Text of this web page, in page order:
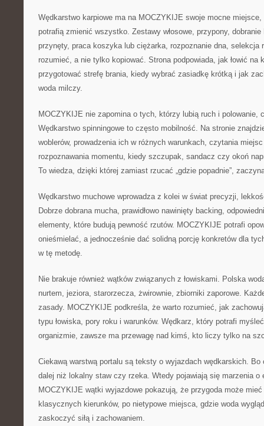
Wędkarstwo karpiowe ma na MOCZYKIJE swoje mocne
potrafią zmienić wszystko. Zestawy włosowe, przypony,
przynęty, praca koszyka lub ciężarka, rozpoznanie dna, selekcja
rozumieć, a nie tylko kopiować. Strona podpowiada, jak łowić na
przygotować strefę brania, kiedy wybrać zasiadkę krótką i jak
woda milczy.
MOCZYKIJE nie zapomina o tych, którzy lubią ruch i polowanie,
Wędkarstwo spinningowe to często mobilność. Na stronie
woblerów, prowadzenia ich w różnych warunkach, czytania
rozpoznawania momentu, kiedy szczupak, sandacz czy okoń
To wiedza, dzięki której zamiast rzucać „gdzie popadnie”,
Wędkarstwo muchowe wprowadza z kolei w świat precyzji,
Dobrze dobrana mucha, prawidłowo nawinięty backing,
elementy, które budują pewność rzutów. MOCZYKIJE potrafi
onieśmielać, a jednocześnie dać solidną porcję konkretów dla
w tę metodę.
Nie brakuje również wątków związanych z łowiskami. Polska
nurtem, jeziora, starorzecza, żwirownie, zbiorniki zaporowe.
zasady. MOCZYKIJE podkreśla, że warto rozumieć, jak
typu łowiska, pory roku i warunków. Wędkarz, który potrafi
organizmie, zawsze ma przewagę nad kimś, kto liczy tylko na
Ciekawą warstwą portalu są teksty o wyjazdach wędkarskich. Bo
dalej niż lokalny staw czy rzeka. Wtedy pojawiają się marzenia
MOCZYKIJE wątki wyjazdowe pokazują, że przygoda może
klasycznych kierunków, po nietypowe miejsca, gdzie woda
zaskoczyć siłą i zachowaniem.